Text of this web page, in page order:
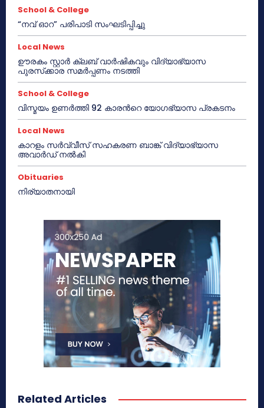
School & College
“നവ് ഓറ” പരിപാടി സംഘടിപ്പിച്ചു
Local News
ഊരകം സ്റ്റാർ ക്ലബ് വാർഷികവും വിദ്യാഭ്യാസ
പുരസ്‌ക്കാര സമർപ്പണം നടത്തി
School & College
വിസ്മയം ഉണർത്തി 92 കാരൻറെ യോഗഭ്യാസ പ്രകടനം
Local News
കാറളം സർവ്വീസ് സഹകരണ ബാങ്ക് വിദ്യാഭ്യാസ
അവാർഡ് നൽകി
Obituaries
നിര്യാതനായി
Related Articles